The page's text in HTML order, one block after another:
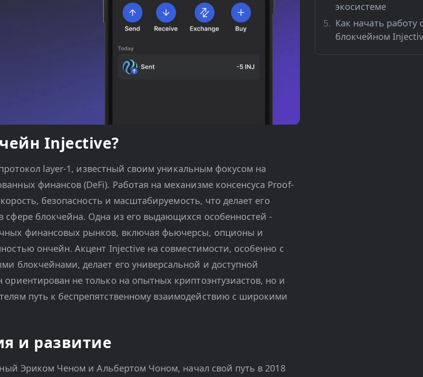
экосистеме
Как начать работу
блокчейном
Injective?
layer-1, известный своим уникальным фокусом на
финансов (DeFi). Работая на механизме консенсуса Proof-
безопасность и масштабируемость, что делает его
блокчейна. Одна из его выдающихся особенностей -
финансовых рынков, включая фьючерсы, опционы и
ончейн. Акцент Injective на совместимости, особенно с
блокчейнами, делает его универсальной и доступной
не только на опытных криптоэнтузиастов, но и
путь к беспрепятственному взаимодействию с широкими
и развитие
Эриком Ченом и Альбертом Чоном, начал свой путь в 2018